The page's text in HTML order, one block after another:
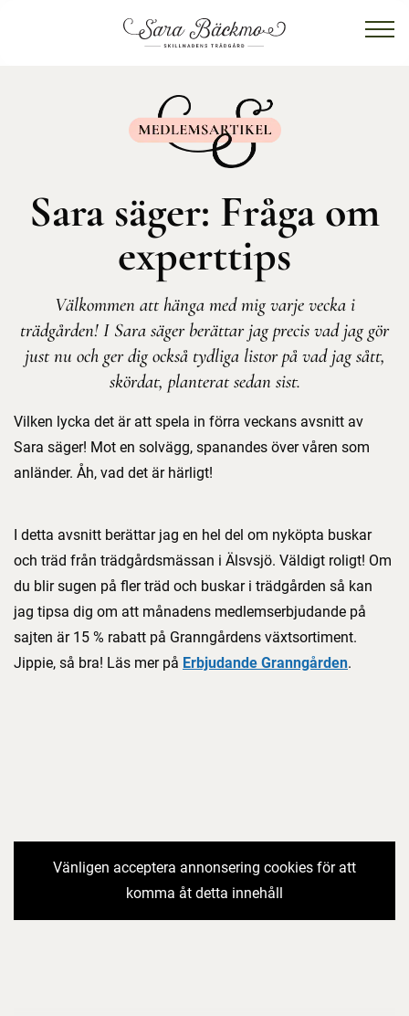
Sara säger: Fråga om
experttips
Välkommen att hänga med mig varje vecka i
trädgården! I Sara säger berättar jag precis vad jag gör
just nu och ger dig också tydliga listor på vad jag sått,
skördat, planterat sedan sist.
Vilken lycka det är att spela in förra veckans avsnitt av
Sara säger! Mot en solvägg, spanandes över våren som
anländer. Åh, vad det är härligt!
I detta avsnitt berättar jag en hel del om nyköpta buskar
och träd från trädgårdsmässan i Älsvsjö. Väldigt roligt! Om
du blir sugen på fler träd och buskar i trädgården så kan
jag tipsa dig om att månadens medlemserbjudande på
sajten är 15 % rabatt på Granngårdens växtsortiment.
Jippie, så bra! Läs mer på Erbjudande Granngården.
Vänligen acceptera annonsering cookies för att
komma åt detta innehåll